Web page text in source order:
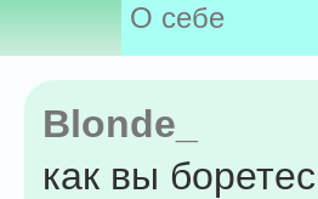
О себе
Blonde_
как вы